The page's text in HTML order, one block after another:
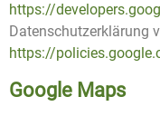
https://
Datenschutzerklärung
https://
Google Maps